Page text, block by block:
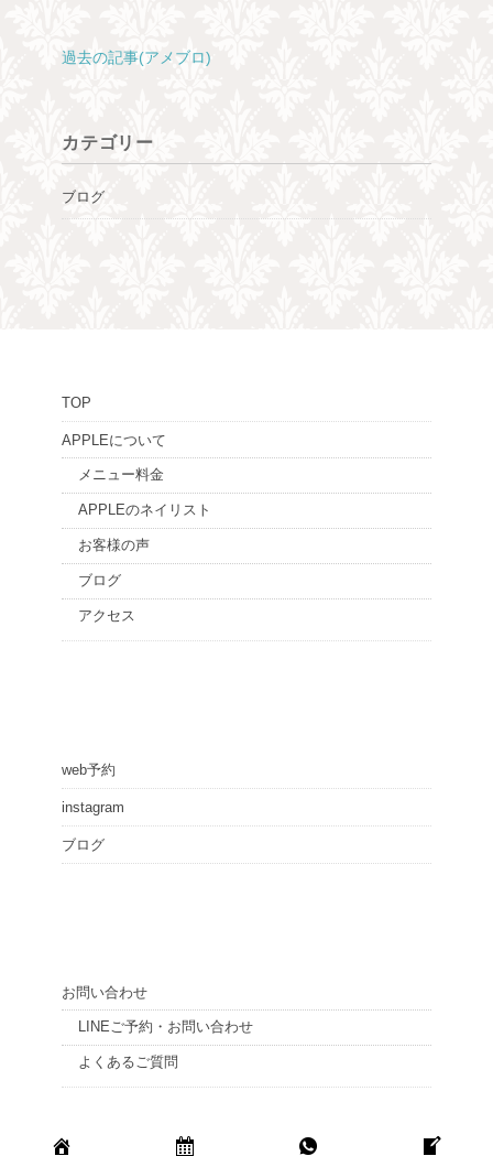
過去の記事(アメブロ)
カテゴリー
ブログ
TOP
APPLEについて
メニュー料金
APPLEのネイリスト
お客様の声
ブログ
アクセス
web予約
instagram
ブログ
お問い合わせ
LINEご予約・お問い合わせ
よくあるご質問